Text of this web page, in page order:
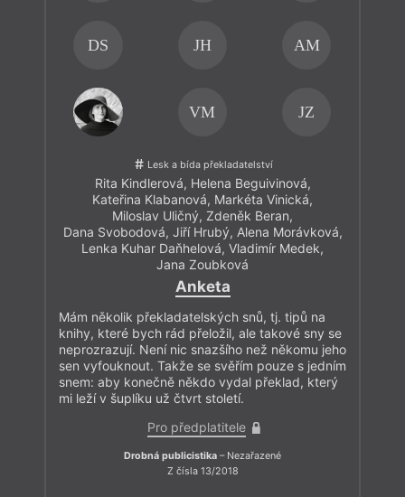
DS JH AM
VM JZ
Lesk a bída překladatelství
Rita Kindlerová, Helena Beguivinová,
Kateřina Klabanová, Markéta Vinická,
Miloslav Uličný, Zdeněk Beran,
Dana Svobodová, Jiří Hrubý, Alena Morávková,
Lenka Kuhar Daňhelová, Vladimír Medek,
Jana Zoubková
Anketa
Mám několik překladatelských snů, tj. tipů na
knihy, které bych rád přeložil, ale takové sny se
neprozrazují. Není nic snazšího než někomu jeho
sen vyfouknout. Takže se svěřím pouze s jedním
snem: aby konečně někdo vydal překlad, který
mi leží v šuplíku už čtvrt století.
Pro předplatitele
Drobná publicistika – Nezařazené
Z čísla 13/2018